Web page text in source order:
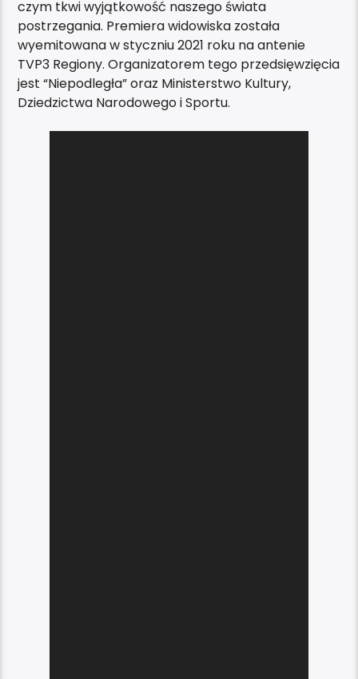
czym tkwi wyjątkowość naszego świata
postrzegania. Premiera widowiska została
wyemitowana w styczniu 2021 roku na antenie
TVP3 Regiony. Organizatorem tego przedsięwzięcia
jest “Niepodległa” oraz Ministerstwo Kultury,
Dziedzictwa Narodowego i Sportu.